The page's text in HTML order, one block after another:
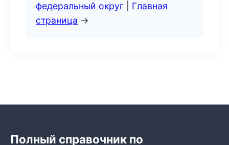
федеральный округ
Главная
страница →
Полный справочник по